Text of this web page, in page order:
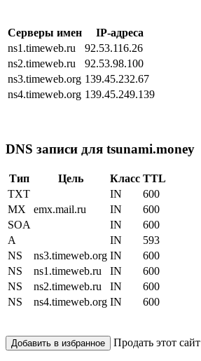
Серверы имен
IP-адреса
ns1.timeweb.ru
92.53.116.26
ns2.timeweb.ru
92.53.98.100
ns3.timeweb.org 139.45.232.67
ns4.timeweb.org 139.45.249.139
DNS записи для tsunami.money
Тип Цель Класс TTL
TXT
IN
600
MX
emx.mail.ru IN
600
SOA
IN
600
A
IN
593
NS
ns3.timeweb.org IN
600
NS
ns1.timeweb.ru IN
600
NS
ns2.timeweb.ru IN
600
NS
ns4.timeweb.org IN 600
Добавить в избранное Продать этот сайт